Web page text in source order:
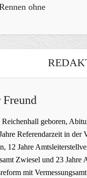
ohne
Freund
geboren,
Referendarzeit in der
12 Jahre
Zwiesel und 23 Jahre
mit